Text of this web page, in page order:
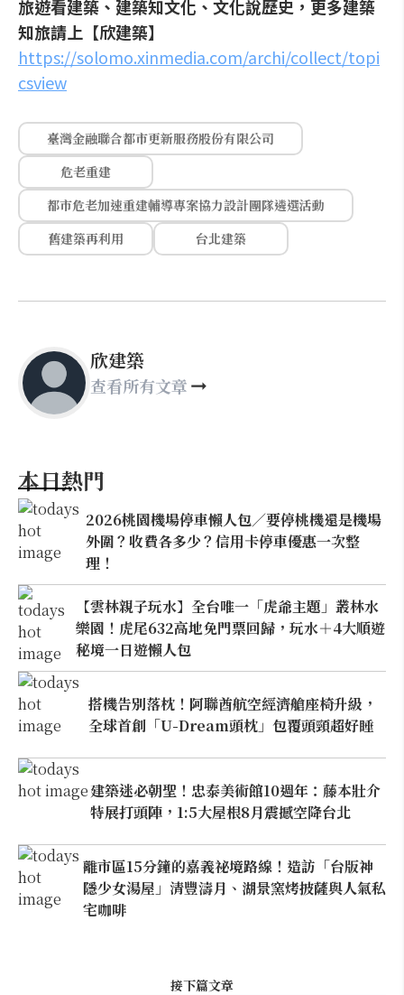
旅遊看建築、建築知文化、文化說歷史，更多建築
知旅請上【欣建築】
https://solomo.xinmedia.com/archi/collect/topi
csview
臺灣金融聯合都市更新服務股份有限公司
危老重建
都市危老加速重建輔導專案協力設計團隊遴選活動
舊建築再利用
台北建築
欣建築
查看所有文章
本日熱門
2026桃園機場停車懶人包／要停桃機還是機場
外圍？收費各多少？信用卡停車優惠一次整
理！
【雲林親子玩水】全台唯一「虎爺主題」叢林水
樂園！虎尾632高地免門票回歸，玩水＋4大順遊
秘境一日遊懶人包
搭機告別落枕！阿聯酋航空經濟艙座椅升級，
全球首創「U-Dream頭枕」包覆頭頸超好睡
建築迷必朝聖！忠泰美術館10週年：藤本壯介
特展打頭陣，1:5大屋根8月震撼空降台北
離市區15分鐘的嘉義祕境路線！造訪「台版神
隱少女湯屋」清豐濤月、湖景窯烤披薩與人氣私
宅咖啡
接下篇文章